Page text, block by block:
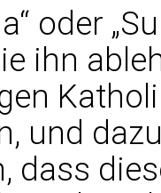
oder
ihn
und
dass